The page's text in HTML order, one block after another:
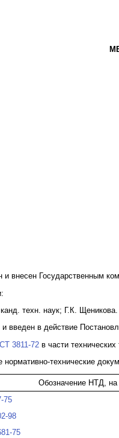
и внесен Государственным
техн. наук; Г.К. Щеникова.
введен в действие
3811-72 в части технических
технические
Обозначение НТД,
75
98
75